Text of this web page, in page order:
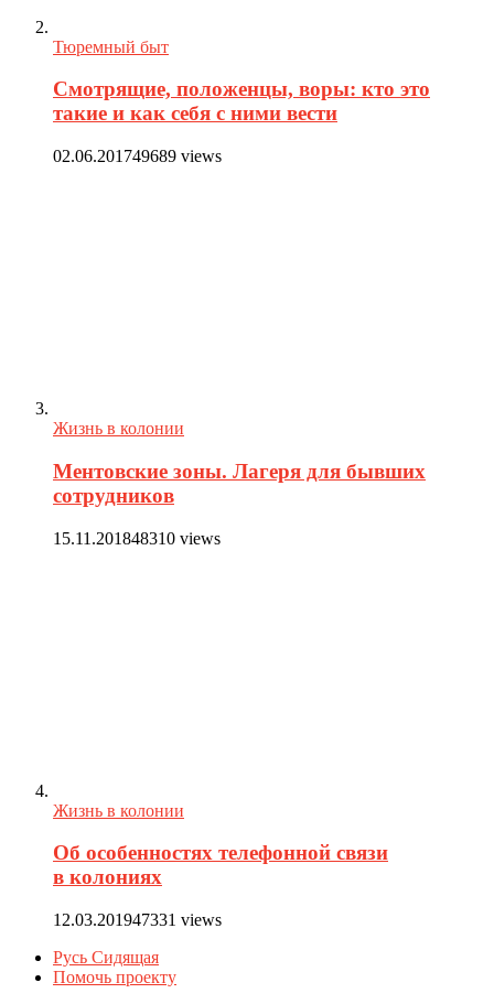
Тюремный быт
Смотрящие, положенцы, воры: кто это
такие и как себя с ними вести
02.06.201749689 views
Жизнь в колонии
Ментовские зоны. Лагеря для бывших
сотрудников
15.11.201848310 views
Жизнь в колонии
Об особенностях телефонной связи
в колониях
12.03.201947331 views
Русь Сидящая
Помочь проекту